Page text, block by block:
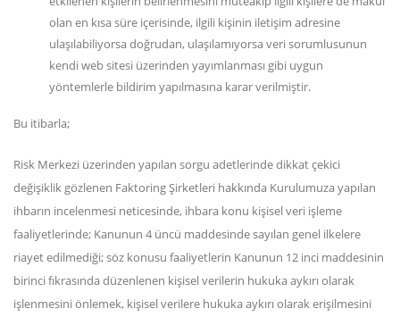
olan en kısa süre içerisinde, ilgili kişinin iletişim adresine
ulaşılabiliyorsa doğrudan, ulaşılamıyorsa veri sorumlusunun
kendi web sitesi üzerinden yayımlanması gibi uygun
yöntemlerle bildirim yapılmasına karar verilmiştir.
Bu itibarla;
Risk Merkezi üzerinden yapılan sorgu adetlerinde dikkat çekici
değişiklik gözlenen Faktoring Şirketleri hakkında Kurulumuza yapılan
ihbarın incelenmesi neticesinde, ihbara konu kişisel veri işleme
faaliyetlerinde; Kanunun 4 üncü maddesinde sayılan genel ilkelere
riayet edilmediği; söz konusu faaliyetlerin Kanunun 12 inci maddesinin
birinci fıkrasında düzenlenen kişisel verilerin hukuka aykırı olarak
işlenmesini önlemek, kişisel verilere hukuka aykırı olarak erişilmesini